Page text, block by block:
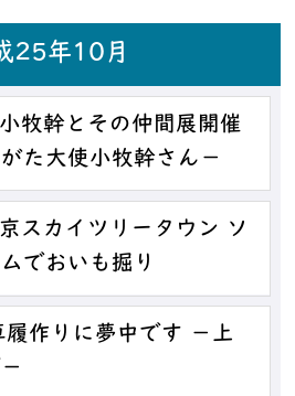
25年10月
幹とその仲間展開催
た大使小牧幹さん－
スカイツリータウン ソ
でおいも掘り
作りに夢中です －上